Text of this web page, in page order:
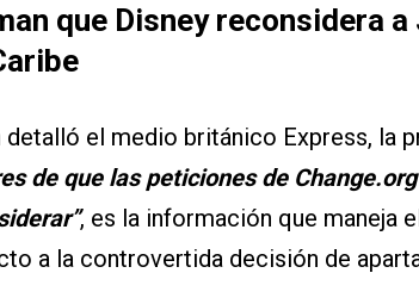
que Disney reconsidera
detalló el medio británico Express, la
de que las peticiones de
, es la información que maneja
a la controvertida decisión de